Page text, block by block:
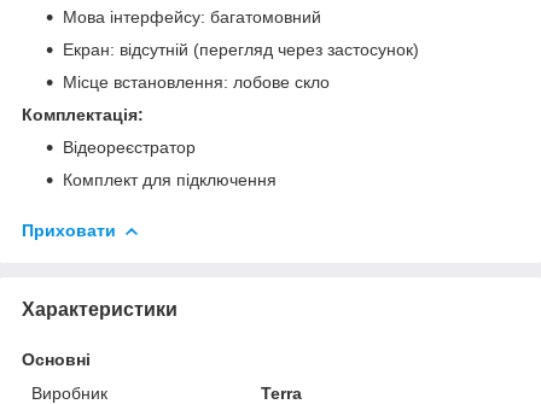
Мова інтерфейсу: багатомовний
Екран: відсутній (перегляд через застосунок)
Місце встановлення: лобове скло
Комплектація:
Відеореєстратор
Комплект для підключення
Приховати
Характеристики
Основні
Виробник
Terra